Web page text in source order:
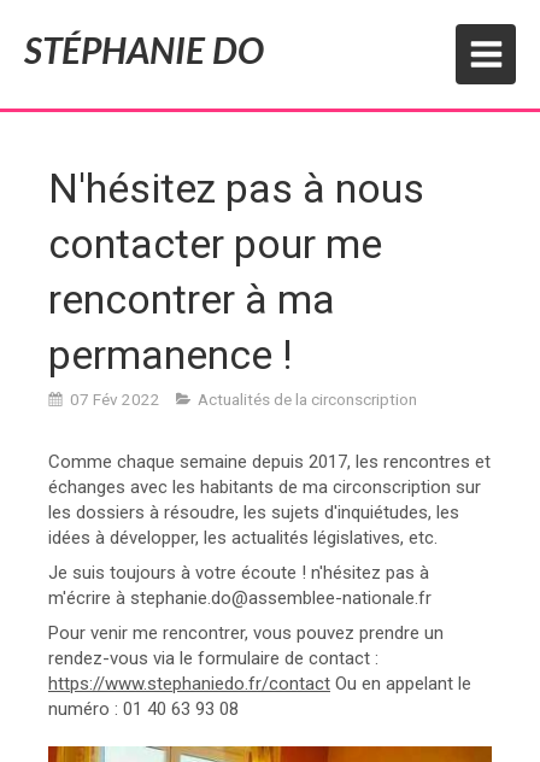
STÉPHANIE DO
N'hésitez pas à nous
contacter pour me
rencontrer à ma
permanence !
07 Fév 2022 Actualités de la circonscription
Comme chaque semaine depuis 2017, les rencontres et
échanges avec les habitants de ma circonscription sur
les dossiers à résoudre, les sujets d'inquiétudes, les
idées à développer, les actualités législatives, etc.
Je suis toujours à votre écoute ! n'hésitez pas à
m'écrire à stephanie.do@assemblee-nationale.fr
Pour venir me rencontrer, vous pouvez prendre un
rendez-vous via le formulaire de contact :
https://www.stephaniedo.fr/contact Ou en appelant le
numéro : 01 40 63 93 08